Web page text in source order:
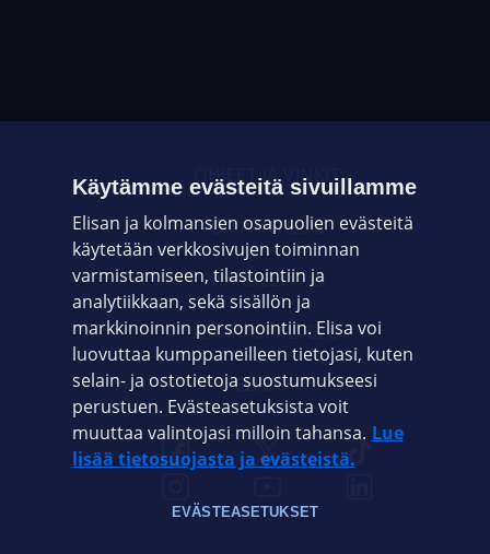
OHJEET JA VINKIT
OMAYHTEISÖ
VIANSELVITYS
ASIAKASPALVELU
ELISA.FI
Käytämme evästeitä sivuillamme
Elisan ja kolmansien osapuolien evästeitä
käytetään verkkosivujen toiminnan
varmistamiseen, tilastointiin ja
analytiikkaan, sekä sisällön ja
markkinoinnin personointiin. Elisa voi
luovuttaa kumppaneilleen tietojasi, kuten
selain- ja ostotietoja suostumukseesi
perustuen. Evästeasetuksista voit
muuttaa valintojasi milloin tahansa. Lue
lisää tietosuojasta ja evästeistä.
EVÄSTEASETUKSET